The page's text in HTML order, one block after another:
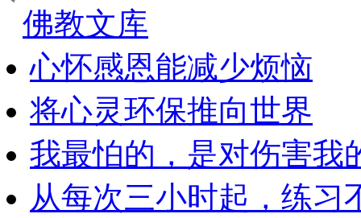
佛教文库
心怀感恩能减少烦恼
将心灵环保推向世界
我最怕的，是对伤害我
从每次三小时起，练习